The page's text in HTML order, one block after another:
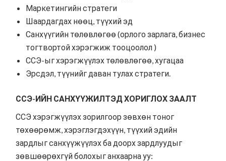
Маркетингийн стратеги
Шаардагдах нөөц, түүхий эд
Санхүүгийн төлөвлөгөө (орлого зарлага, бизнес
тогтвортой хэрэгжиж тооцоолол )
ССЭ-ыг хэрэгжүүлэх төлөвлөгөө, хугацаа
Эрсдэл, түүнийг даван тулах стратеги.
ССЭ-ИЙН САНХҮҮЖИЛТЭД ХОРИГЛОХ ЗААЛТ
ССЭ хэрэгжүүлэх зорилгоор зөвхөн тоног
төхөөрөмж, хэрэглэгдэхүүн, түүхий эдийн
зардлыг санхүүжүүлэх ба доорх зардлуудыг
зөвшөөрөхгүй болохыг анхаарна уу: